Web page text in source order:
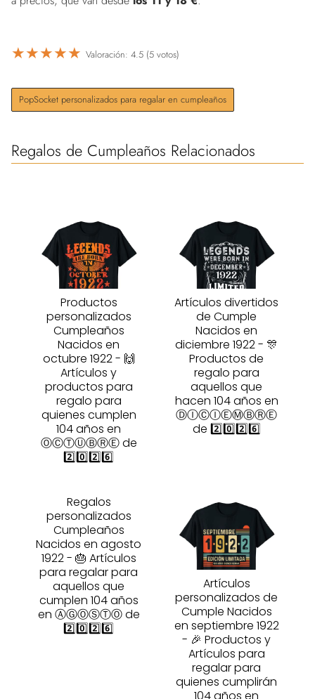
★★★★★ Valoración: 4.5 (5 votos)
PopSocket personalizados para regalar en cumpleaños
Regalos de Cumpleaños Relacionados
Productos
personalizados
Cumpleaños
Nacidos en
octubre 1922 - 🙌
Artículos y
productos para
regalo para
quienes cumplen
104 años en
ⓄⒸⓉⓊⒷⓇⒺ de
2️⃣0️⃣2️⃣6️⃣
Artículos divertidos
de Cumple
Nacidos en
diciembre 1922 - 🎊
Productos de
regalo para
aquellos que
hacen 104 años en
ⒹⒾⒸⒾⒺⓂⒷⓇⒺ
de 2️⃣0️⃣2️⃣6️⃣
Regalos
personalizados
Cumpleaños
Nacidos en agosto
1922 - 🎂 Artículos
para regalar para
aquellos que
cumplen 104 años
en ⒶⒼⓄⓈⓉⓄ de
2️⃣0️⃣2️⃣6️⃣
Artículos
personalizados de
Cumple Nacidos
en septiembre 1922
- 🎉 Productos y
Artículos para
regalar para
quienes cumplirán
104 años en